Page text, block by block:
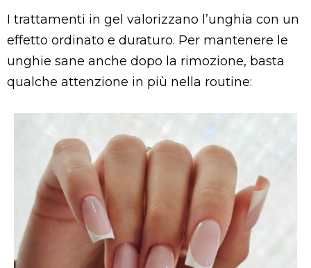
I trattamenti in gel valorizzano l’unghia con un
effetto ordinato e duraturo. Per mantenere le
unghie sane anche dopo la rimozione, basta
qualche attenzione in più nella routine: